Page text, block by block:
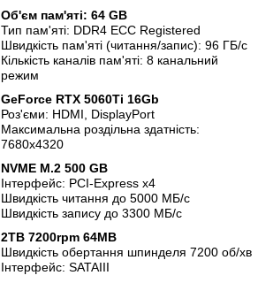
Об'єм пам'яті: 64 GB
Тип пам'яті: DDR4 ECC Registered
Швидкість пам'яті (читання/запис): 96 ГБ/с
Кількість каналів пам'яті: 8 канальний
режим
GeForce RTX 5060Ti 16Gb
Роз'єми: HDMI, DisplayPort
Максимальна роздільна здатність:
7680x4320
NVME M.2 500 GB
Інтерфейс: PCI-Express x4
Швидкість читання до 5000 МБ/с
Швидкість запису до 3300 МБ/с
2TB 7200rpm 64MB
Швидкість обертання шпинделя 7200 об/хв
Інтерфейс: SATAIII